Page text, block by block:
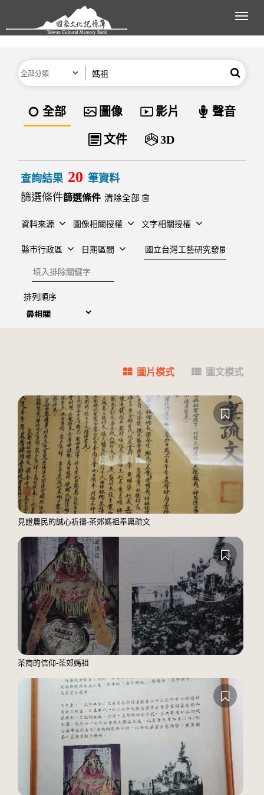
跳到主要內容區塊
展
分類 搜尋
資料類型
全部 圖像 影片 聲音
文件 3D
查詢結果 20 筆資料
篩選條件
清除全部
資料來源 圖像相關授權 文字相關授權
縣市行政區 日期區間
建檔單位
排除關鍵字
排列順序
圖片模式 圖文模式
見證農民的誠心祈禱-茶郊媽祖奉稟疏文
茶商的信仰-茶郊媽祖